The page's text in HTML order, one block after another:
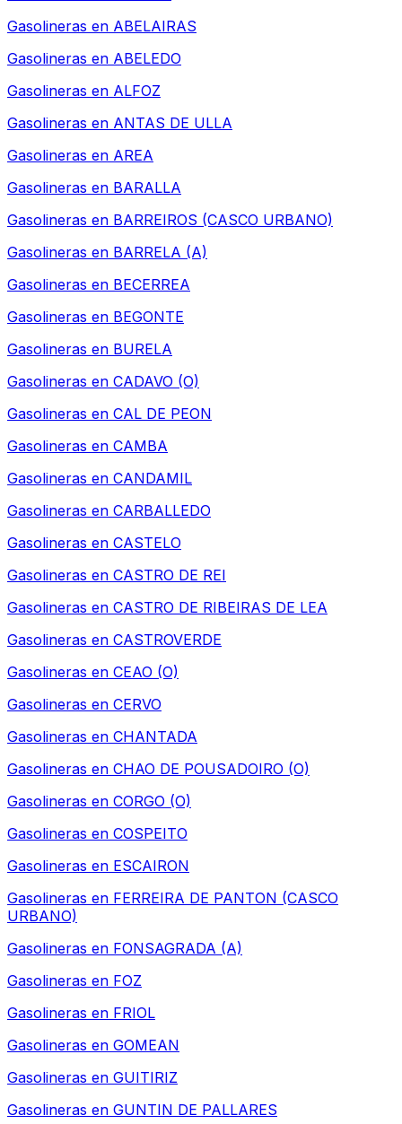
Gasolineras en ABELAIRAS
Gasolineras en ABELEDO
Gasolineras en ALFOZ
Gasolineras en ANTAS DE ULLA
Gasolineras en AREA
Gasolineras en BARALLA
Gasolineras en BARREIROS (CASCO URBANO)
Gasolineras en BARRELA (A)
Gasolineras en BECERREA
Gasolineras en BEGONTE
Gasolineras en BURELA
Gasolineras en CADAVO (O)
Gasolineras en CAL DE PEON
Gasolineras en CAMBA
Gasolineras en CANDAMIL
Gasolineras en CARBALLEDO
Gasolineras en CASTELO
Gasolineras en CASTRO DE REI
Gasolineras en CASTRO DE RIBEIRAS DE LEA
Gasolineras en CASTROVERDE
Gasolineras en CEAO (O)
Gasolineras en CERVO
Gasolineras en CHANTADA
Gasolineras en CHAO DE POUSADOIRO (O)
Gasolineras en CORGO (O)
Gasolineras en COSPEITO
Gasolineras en ESCAIRON
Gasolineras en FERREIRA DE PANTON (CASCO
URBANO)
Gasolineras en FONSAGRADA (A)
Gasolineras en FOZ
Gasolineras en FRIOL
Gasolineras en GOMEAN
Gasolineras en GUITIRIZ
Gasolineras en GUNTIN DE PALLARES